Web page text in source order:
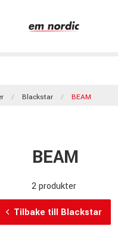
Blackstar BEAM
BEAM
2 produkter
Tilbake till Blackstar